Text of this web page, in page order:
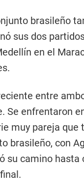
brasileño
sus dos
en el
entre
Se enfrentaron
muy pareja
brasileño, con
su camino